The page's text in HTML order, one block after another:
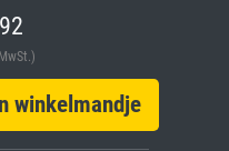
winkelmandje